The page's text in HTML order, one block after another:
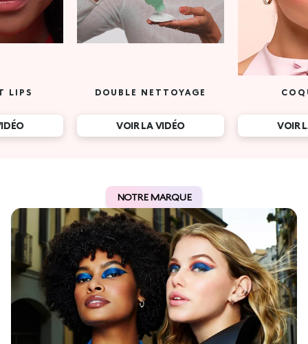
LIPS DOUBLE NETTOYAGE
VOIR LA VIDÉO VOIR
NOTRE MARQUE